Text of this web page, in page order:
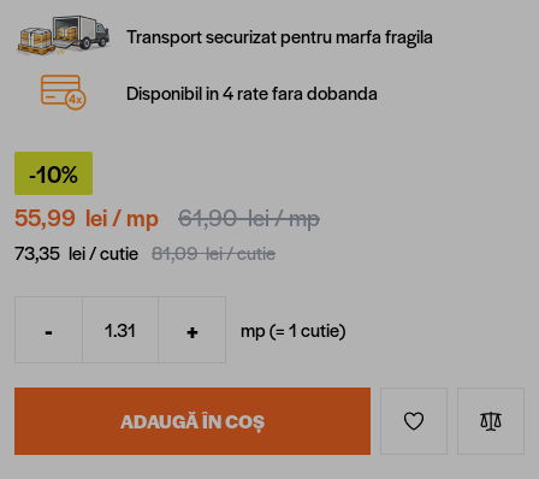
Transport securizat pentru marfa fragila
Disponibil in 4 rate fara dobanda
-10%
55,99 lei/ mp 61,90 lei/ mp
73,35 lei /cutie 81,09 lei /cutie
Cantitate
- + mp (=1cutie)
ADAUGĂ ÎN COȘ